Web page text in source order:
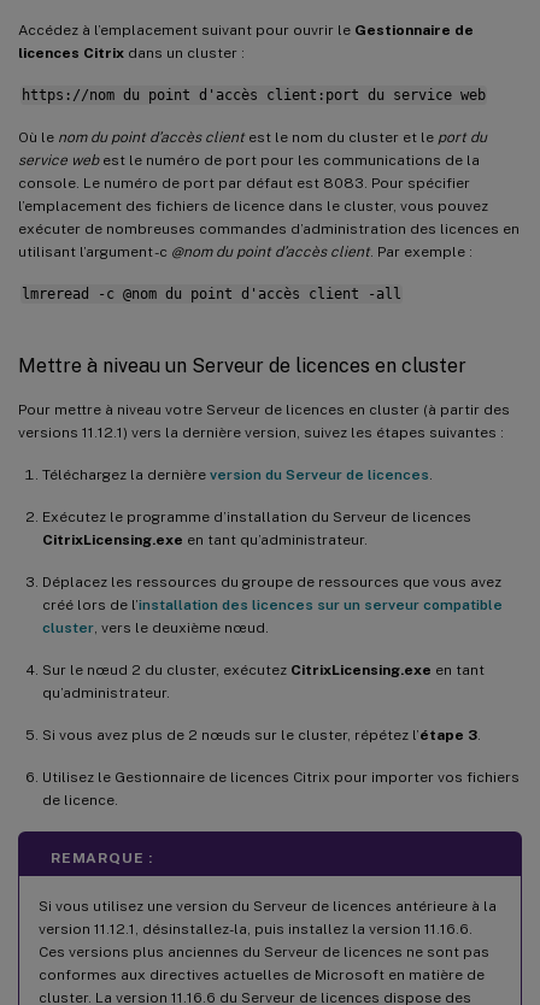
Accédez à l’emplacement suivant pour ouvrir le Gestionnaire de
licences Citrix dans un cluster :
https://nom du point d'accès client:port du service web
Où le nom du point d’accès clientest le nom du cluster et le port du
service webest le numéro de port pour les communications de la
console. Le numéro de port par défaut est 8083. Pour spécifier
l’emplacement des fichiers de licence dans le cluster, vous pouvez
exécuter de nombreuses commandes d’administration des licences en
utilisant l’argument -c @nom du point d’accès client. Par exemple :
lmreread -c @nom du point d'accès client -all
Mettre à niveau un Serveur de licences en cluster
Pour mettre à niveau votre Serveur de licences en cluster (à partir des
versions 11.12.1) vers la dernière version, suivez les étapes suivantes :
Téléchargez la dernière version du Serveur de licences
Exécutez le programme d’installation du Serveur de licences
CitrixLicensing.exe en tant qu’administrateur.
Déplacez les ressources du groupe de ressources que vous avez
créé lors de l’installation des licences sur un serveur compatible
cluster , vers le deuxième nœud.
Sur le nœud 2 du cluster, exécutez CitrixLicensing.exe en tant
qu’administrateur.
Si vous avez plus de 2 nœuds sur le cluster, répétez l’étape 3
Utilisez le Gestionnaire de licences Citrix pour importer vos fichiers
de licence.
REMARQUE :
Si vous utilisez une version du Serveur de licences antérieure à la
version 11.12.1, désinstallez-la, puis installez la version 11.16.6.
Ces versions plus anciennes du Serveur de licences ne sont pas
conformes aux directives actuelles de Microsoft en matière de
cluster. La version 11.16.6 du Serveur de licences dispose des